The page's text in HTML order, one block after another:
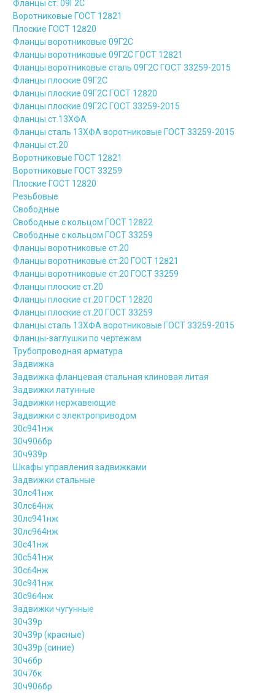
Фланцы ст. 09Г2С
Воротниковые ГОСТ 12821
Плоские ГОСТ 12820
Фланцы воротниковые 09Г2С
Фланцы воротниковые 09Г2С ГОСТ 12821
Фланцы воротниковые сталь 09Г2С ГОСТ 33259-2015
Фланцы плоские 09Г2С
Фланцы плоские 09Г2С ГОСТ 12820
Фланцы плоские 09Г2С ГОСТ 33259-2015
Фланцы ст.13ХФА
Фланцы сталь 13ХФА воротниковые ГОСТ 33259-2015
Фланцы ст.20
Воротниковые ГОСТ 12821
Воротниковые ГОСТ 33259
Плоские ГОСТ 12820
Резьбовые
Свободные
Свободные с кольцом ГОСТ 12822
Свободные с кольцом ГОСТ 33259
Фланцы воротниковые ст.20
Фланцы воротниковые ст.20 ГОСТ 12821
Фланцы воротниковые ст.20 ГОСТ 33259
Фланцы плоские ст.20
Фланцы плоские ст.20 ГОСТ 12820
Фланцы плоские ст.20 ГОСТ 33259
Фланцы сталь 13ХФА воротниковые ГОСТ 33259-2015
Фланцы-заглушки по чертежам
Трубопроводная арматура
Задвижка
Задвижка фланцевая стальная клиновая литая
Задвижки латунные
Задвижки нержавеющие
Задвижки с электроприводом
30с941нж
30ч906бр
30ч939р
Шкафы управления задвижками
Задвижки стальные
30лс41нж
30лс64нж
30лс941нж
30лс964нж
30с41нж
30с541нж
30с64нж
30с941нж
30с964нж
Задвижки чугунные
30ч39р
30ч39р (красные)
30ч39р (синие)
30ч6бр
30ч7бк
30ч906бр